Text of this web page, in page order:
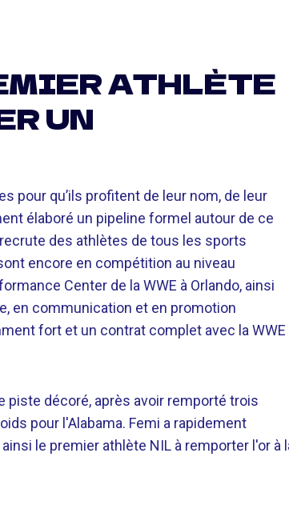
ATHLÈTE
UN
pour qu’ils profitent de leur nom, de leur
élaboré un pipeline formel autour de ce
des athlètes de tous les sports
encore en compétition au niveau
Center de la WWE à Orlando, ainsi
en communication et en promotion
fort et un contrat complet avec la WWE
piste décoré, après avoir remporté trois
pour l'Alabama. Femi a rapidement
le premier athlète NIL à remporter l'or à